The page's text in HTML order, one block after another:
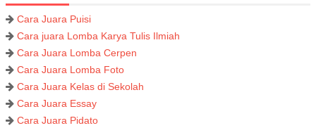
Cara Juara Puisi
Cara juara Lomba Karya Tulis Ilmiah
Cara Juara Lomba Cerpen
Cara Juara Lomba Foto
Cara Juara Kelas di Sekolah
Cara Juara Essay
Cara Juara Pidato